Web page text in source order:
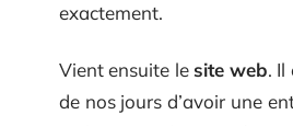
exactement.
Vient ensuite lesite web. Il
de nos jours d’avoir une